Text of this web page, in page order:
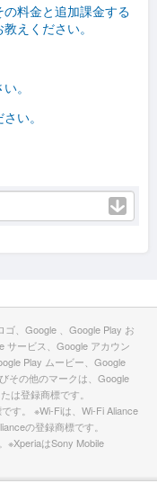
料金と追加課金する
えください。
。
い。
ゴ、Google 、Google Play お
サービス、Google アカウン
Play ムービー、Google
その他のマークは、Google
は登録商標です。
す。 ※Wi-Fiは、Wi-Fi Aliance
の登録商標です。
※XperiaはSony Mobile